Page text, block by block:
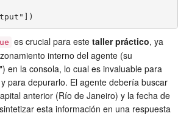
es crucial para este taller práctico, ya
interno del agente (su
en la consola, lo cual es invaluable para
para depurarlo. El agente debería buscar
anterior (Río de Janeiro) y la fecha de
esta información en una respuesta